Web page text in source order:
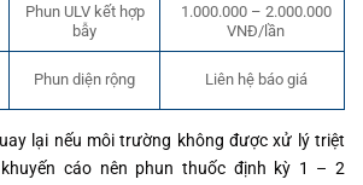
Phun ULV kết hợp
bẫy
1.000.000 – 2.000.000
VNĐ/lần
Phun diện rộng Liên hệ báo giá
lại nếu môi trường không được xử lý triệt
cáo nên phun thuốc định kỳ 1 – 2